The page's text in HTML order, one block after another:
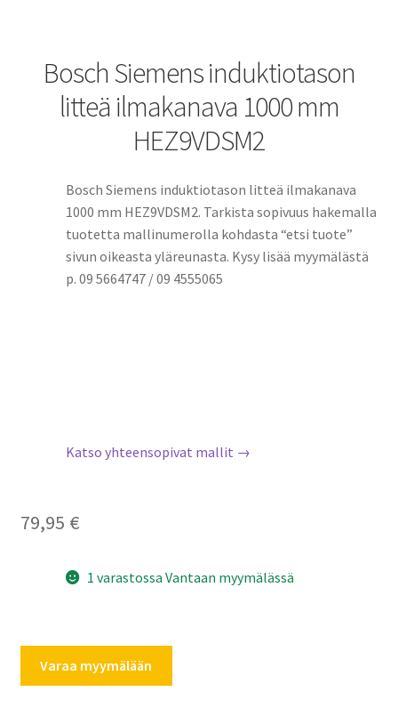
Bosch Siemens induktiotason
litteä ilmakanava 1000 mm
HEZ9VDSM2
Bosch Siemens induktiotason litteä ilmakanava
1000 mm HEZ9VDSM2. Tarkista sopivuus hakemalla
tuotetta mallinumerolla kohdasta “etsi tuote”
sivun oikeasta yläreunasta. Kysy lisää myymälästä
p. 09 5664747 / 09 4555065
Katso yhteensopivat mallit →
79,95 €
1 varastossa Vantaan myymälässä
Varaa myymälään